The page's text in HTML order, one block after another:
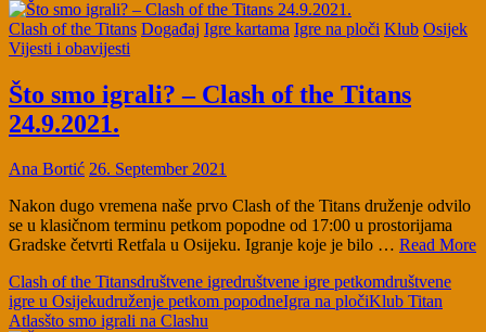
Clash of the Titans Događaj Igre kartama Igre na ploči Klub Osijek
Vijesti i obavijesti
Što smo igrali? – Clash of the Titans
24.9.2021.
Ana Bortić 26. September 2021
Nakon dugo vremena naše prvo Clash of the Titans druženje odvilo
se u klasičnom terminu petkom popodne od 17:00 u prostorijama
Gradske četvrti Retfala u Osijeku. Igranje koje je bilo … Read More
Clash of the Titansdruštvene igredruštvene igre petkomdruštvene
igre u Osijekudruženje petkom popodneIgra na pločiKlub Titan
Atlasšto smo igrali na Clashu